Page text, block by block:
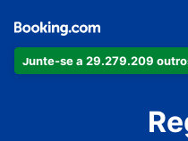
Junte-se a 29.279.209
o seu
o